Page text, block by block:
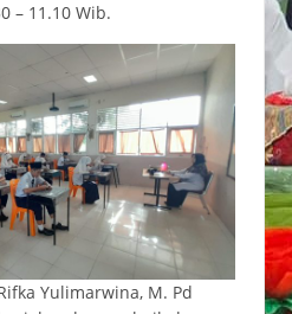
– 11.10 Wib.
Yulimarwina, M. Pd